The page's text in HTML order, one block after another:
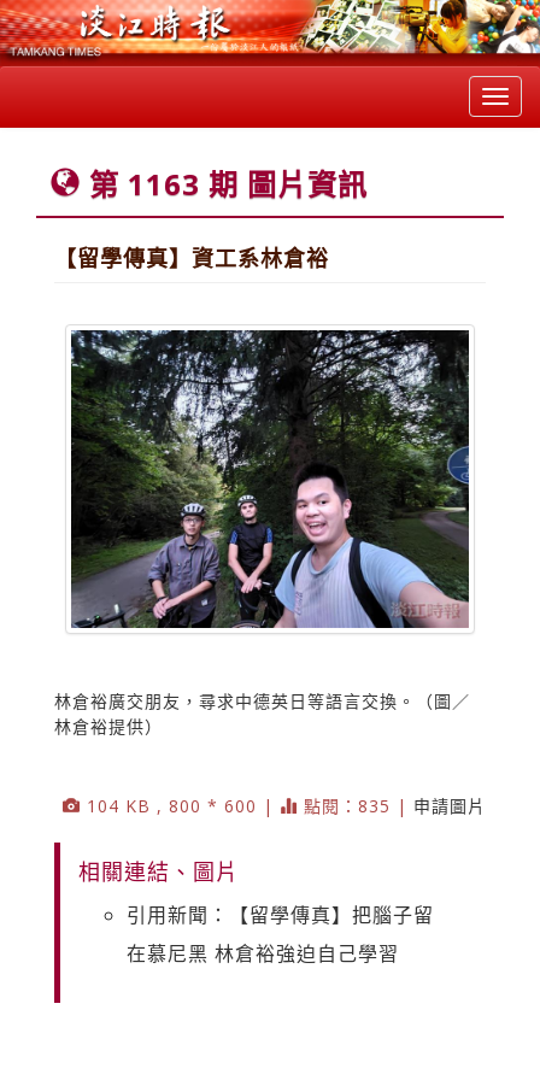
第 1163 期 圖片資訊
【留學傳真】資工系林倉裕
林倉裕廣交朋友，尋求中德英日等語言交換。（圖／
林倉裕提供）
104 KB , 800 * 600 | 點閱：835 | 申請圖片
相關連結、圖片
引用新聞：【留學傳真】把腦子留
在慕尼黑 林倉裕強迫自己學習